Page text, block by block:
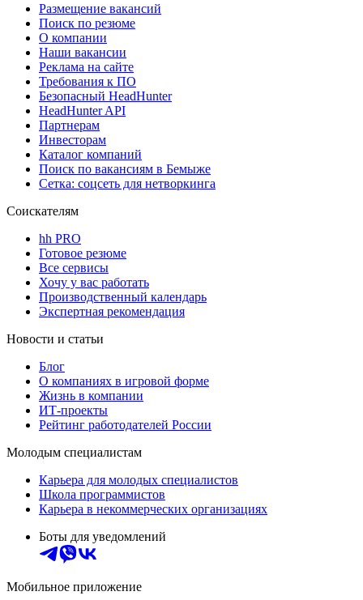
Размещение вакансий
Поиск по резюме
О компании
Наши вакансии
Реклама на сайте
Требования к ПО
Безопасный HeadHunter
HeadHunter API
Партнерам
Инвесторам
Каталог компаний
Поиск по вакансиям в Бемыже
Сетка: соцсеть для нетворкинга
Соискателям
hh PRO
Готовое резюме
Все сервисы
Хочу у вас работать
Производственный календарь
Экспертная рекомендация
Новости и статьи
Блог
О компаниях в игровой форме
Жизнь в компании
ИТ-проекты
Рейтинг работодателей России
Молодым специалистам
Карьера для молодых специалистов
Школа программистов
Карьера в некоммерческих организациях
Боты для уведомлений
Мобильное приложение